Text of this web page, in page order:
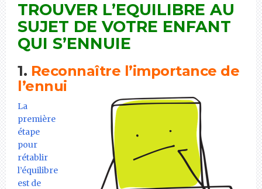
TROUVER L’EQUILIBRE AU
SUJET DE VOTRE ENFANT
QUI S’ENNUIE
1. Reconnaître l’importance de
l’ennui
La
première
étape
pour
rétablir
l’équilibre
est de